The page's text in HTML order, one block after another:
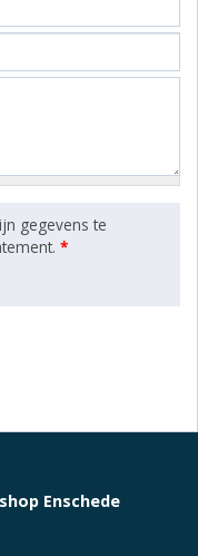
gegevens te
*
Enschede